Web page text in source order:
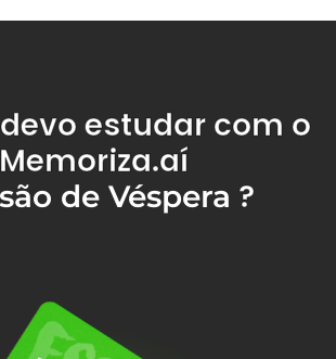
estudar com o
Memoriza.aí
de Véspera ?